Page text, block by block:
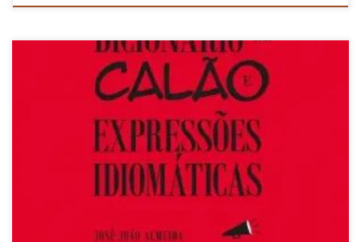
“Todas as palavras têm lugar no dicionário, mesmo as ofensivas” José João Almeida, mais
conhecido por “JJ” por todos, Professor Auxiliar do Departamento de Informática da Escola
de Engenharia da Universidade do Minho compila há três dezenas de anos os calões e
expressões idiomáticas de norte a sul do país! […]